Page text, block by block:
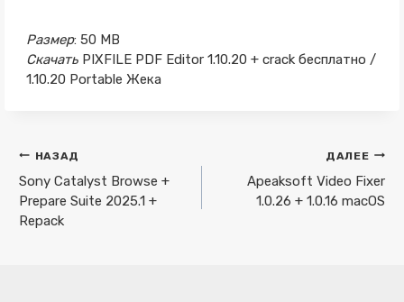
Размер: 50 MB
Скачать PIXFILE PDF Editor 1.10.20 + crack бесплатно /
1.10.20 Portable Жека
Навигация
по
записям
НАЗАД
Sony Catalyst Browse +
Prepare Suite 2025.1 +
Repack
ДАЛЕЕ
Apeaksoft Video Fixer
1.0.26 + 1.0.16 macOS